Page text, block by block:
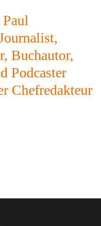
Buchautor,
Podcaster
Chefredakteur